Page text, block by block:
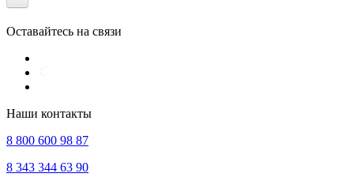
Оставайтесь на связи
Наши контакты
8 800 600 98 87
8 343 344 63 90